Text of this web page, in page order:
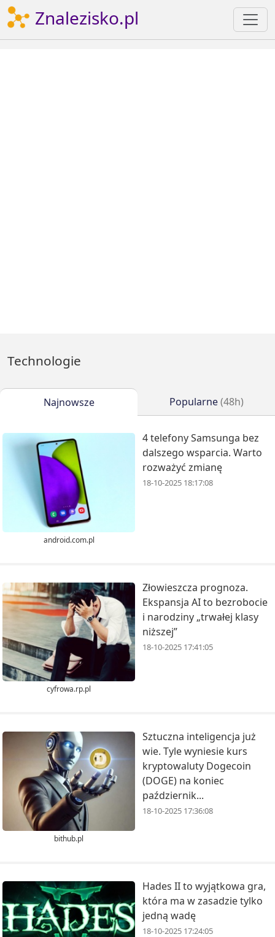
Znalezisko.pl
Technologie
Najnowsze Popularne(48h)
android.com.pl
4 telefony Samsunga bez
dalszego wsparcia. Warto
rozważyć zmianę
18-10-2025 18:17:08
cyfrowa.rp.pl
Złowieszcza prognoza.
Ekspansja AI to bezrobocie
i narodziny „trwałej klasy
niższej”
18-10-2025 17:41:05
bithub.pl
Sztuczna inteligencja już
wie. Tyle wyniesie kurs
kryptowaluty Dogecoin
(DOGE) na koniec
październik...
18-10-2025 17:36:08
Hades II to wyjątkowa gra,
która ma w zasadzie tylko
jedną wadę
18-10-2025 17:24:05